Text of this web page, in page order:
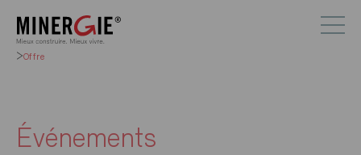
Offre
Événements